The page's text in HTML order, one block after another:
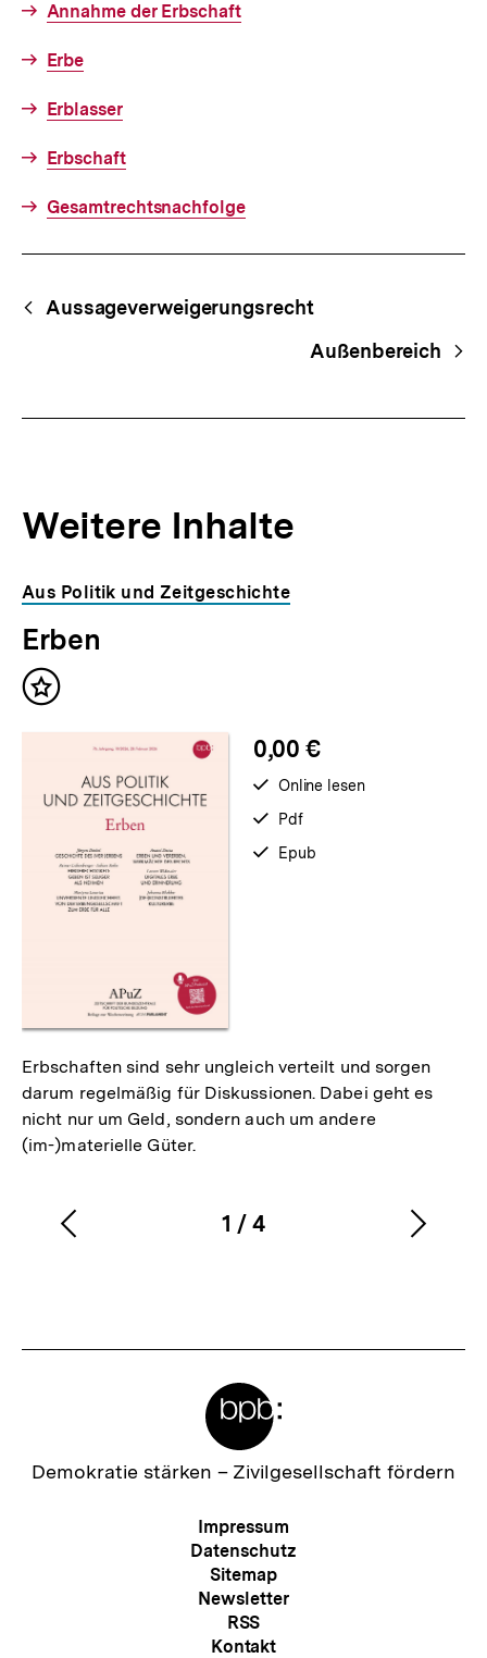
Annahme der Erbschaft
Erbe
Erblasser
Erbschaft
Gesamtrechtsnachfolge
Begriffsnavigation
Content-
Navigation
Aussageverweigerungsrecht
Außenbereich
Weitere Inhalte
Inhaltskarousell
für
weitere
Inhalte
Inhaltskarussell
überspringen
Aus Politik und Zeitgeschichte
Erben
Inhalt
0,00 €
verfügbar
Online lesen
verfügbar
Pdf
verfügbar
Epub
Erbschaften sind sehr ungleich verteilt und sorgen
darum regelmäßig für Diskussionen. Dabei geht es
nicht nur um Geld, sondern auch um andere
(im-)materielle Güter.
Karussellinhalt
1
von
/4
Vorherigen
Zur
Demokratie stärken – Zivilgesellschaft fördern
Meta-
Navigation
Impressum
Datenschutz
Sitemap
Newsletter
RSS
Kontakt